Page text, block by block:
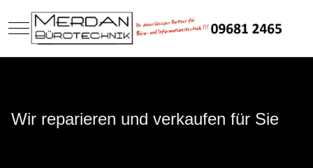
Mobile Menu Toggle
Wir reparieren und verkaufen für Sie